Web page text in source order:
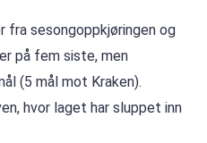
fra sesongoppkjøringen og
på fem siste, men
(5 mål mot Kraken).
hvor laget har sluppet inn